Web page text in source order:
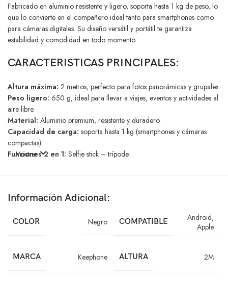
Fabricado en aluminio resistente y ligero, soporta hasta 1 kg de peso, lo
que lo convierte en el compañero ideal tanto para smartphones como
para cámaras digitales. Su diseño versátil y portátil te garantiza
estabilidad y comodidad en todo momento.
CARACTERISTICAS PRINCIPALES:
Altura máxima: 2 metros, perfecto para fotos panorámicas y grupales.
Peso ligero: 650 g, ideal para llevar a viajes, eventos y actividades al
aire libre.
Material: Aluminio premium, resistente y duradero.
Capacidad de carga: soporta hasta 1 kg (smartphones y cámaras
compactas).
Funciones 2 en 1: Selfie stick – trípode.
vlogs, tomar fotos familiares o registrar tus aventuras al aire libre, este
para elevar tu creatividad.
Ideal para influencers, creadores de contenido, viajeros y fotógrafos
que buscan estabilidad, comodidad y calidad en cada toma.
No te limites, dale más altura y estabilidad a tus recuerdos con el
Trípode Selfie Stick 2m Keephone Bluetooth.
Mostrar
Información Adicional:
COLOR Negro COMPATIBLE Android,
Apple
MARCA Keephone ALTURA 2M